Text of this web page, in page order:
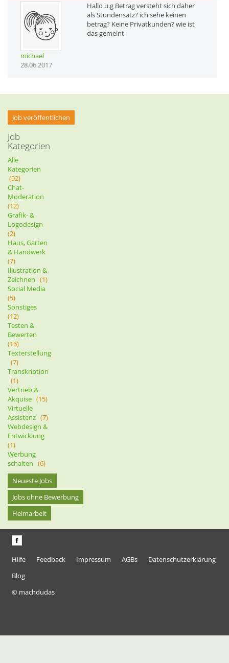
michael
28.06.2017
Hallo u.g Betrag versteht sich daher
als Stundensatz? ich sehe keinen
betrag? Keine Privatkunden? wie ist
das gemeint
Job veröffentlichen
Job
Kategorien
Alle
Kategorien
(92)
Chat-
Moderation
(12)
Grafik- &
Logodesign
(2)
Haus, Garten
& Handwerk
(7)
Illustration &
Zeichnen (1)
Social Media
(5)
Sonstiges
(12)
Testen &
Bewerten
(16)
Texterstellung
(7)
Transkription
(1)
Vertrieb &
Akquise (15)
Virtuelle
Assistenz (7)
Webdesign &
Entwicklung
(1)
Werbung
schalten (6)
Neueste Jobs
Jobs ohne Bewerbung
Heimarbeit
Hilfe Feedback Impressum AGBs
Datenschutzerklärung
Blog
© machdudas